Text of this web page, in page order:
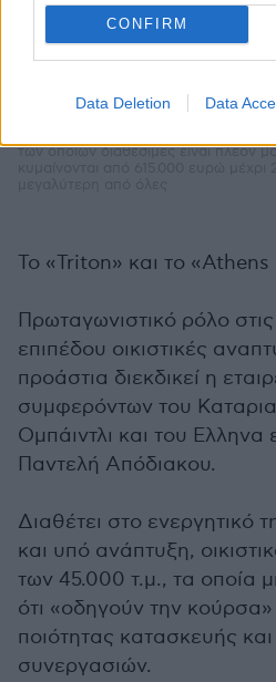
CONFIRM
Data Deletion Data
Το συγκρότημα της Mia Properties
των οποίων διαθέσιμες είναι πλέον
Το «Triton» και το
Πρωταγωνιστικό ρόλο
επιπέδου οικιστικές
προάστια διεκδικεί η
συμφερόντων του
Ομπάιντλι και του Ελληνα
Παντελή Απόδιακου.
Διαθέτει στο ενεργητικό
και υπό ανάπτυξη,
των 45.000 τ.μ., τα οποία
ότι «οδηγούν την
ποιότητας κατασκευής
συνεργασιών.